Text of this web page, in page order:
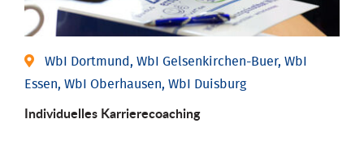
WbI Dortmund, WbI Gelsenkirchen-Buer, WbI
Essen, WbI Oberhausen, WbI Duisburg
Individu­elles Karrierecoaching